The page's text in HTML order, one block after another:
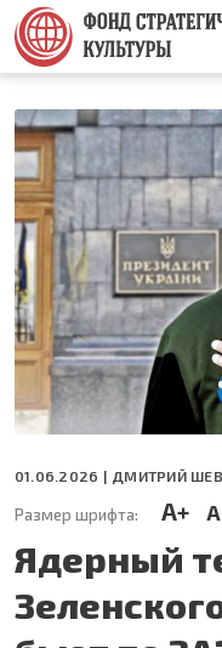
Перейти
основному
содержанию
Основная
01.06.2026 | ДМИТРИЙ
Размер шрифта: A+
Ядерный